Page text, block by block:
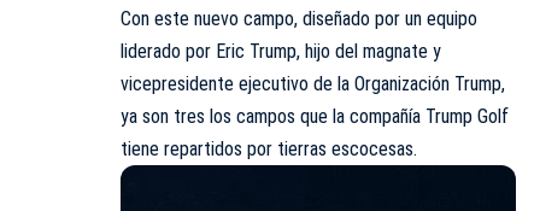
Con este nuevo campo, diseñado por un equipo
liderado por Eric Trump, hijo del magnate y
vicepresidente ejecutivo de la Organización Trump,
ya son tres los campos que la compañía Trump Golf
tiene repartidos por tierras escocesas.